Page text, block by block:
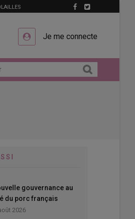
Je me connecte
gouvernance au
du porc français
2026